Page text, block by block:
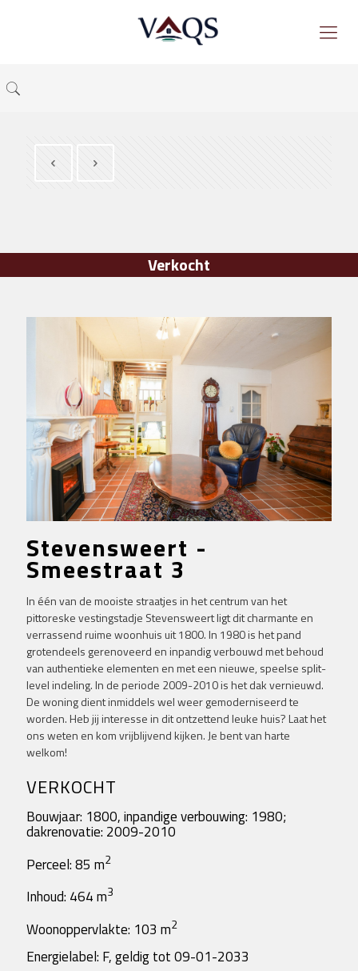
Verkocht
Stevensweert -
Smeestraat 3
In één van de mooiste straatjes in het centrum van het
pittoreske vestingstadje Stevensweert ligt dit charmante en
verrassend ruime woonhuis uit 1800. In 1980 is het pand
grotendeels gerenoveerd en inpandig verbouwd met behoud
van authentieke elementen en met een nieuwe, speelse split-
level indeling. In de periode 2009-2010 is het dak vernieuwd.
De woning dient inmiddels wel weer gemoderniseerd te
worden. Heb jij interesse in dit ontzettend leuke huis? Laat het
ons weten en kom vrijblijvend kijken. Je bent van harte
welkom!
VERKOCHT
Bouwjaar: 1800, inpandige verbouwing: 1980;
dakrenovatie: 2009-2010
Perceel: 85 m2
Inhoud: 464 m3
Woonoppervlakte: 103 m2
Energielabel: F, geldig tot 09-01-2033